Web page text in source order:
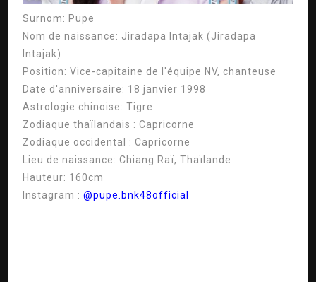
Surnom: Pupe
Nom de naissance: Jiradapa Intajak (Jiradapa
Intajak)
Position: Vice-capitaine de l'équipe NV, chanteuse
Date d'anniversaire: 18 janvier 1998
Astrologie chinoise: Tigre
Zodiaque thaïlandais : Capricorne
Zodiaque occidental : Capricorne
Lieu de naissance: Chiang Raï, Thaïlande
Hauteur: 160cm
Instagram : @pupe.bnk48official